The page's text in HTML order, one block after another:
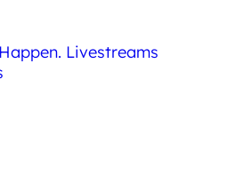
Livestreams